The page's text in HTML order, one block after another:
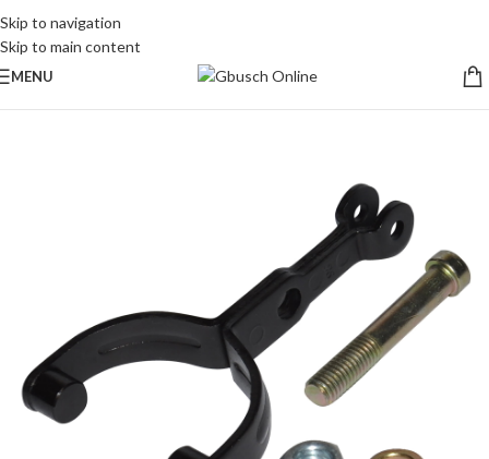
Skip to navigation
Skip to main content
MENU